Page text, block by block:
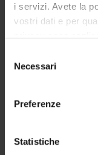
i servizi. Avete la
vostri dati e per
privacy sono
modificare o
momento dalla
raccogliere
delNecessari
Preferenze
Statistiche
------------------------
MM: Scienze
Saiani
Promuovere un
MM: Scienze